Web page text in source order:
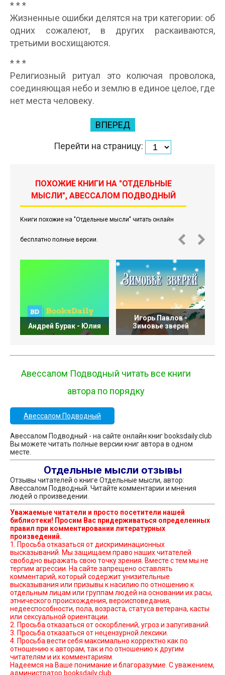
* * *
Жизненные ошибки делятся на три категории: об
одних сожалеют, в других раскаиваются,
третьими восхищаются.
* * *
Религиозный ритуал это колючая проволока,
соединяющая небо и землю в единое целое, где
нет места человеку.
ВПЕРЕД
Перейти на страницу:
ПОХОЖИЕ КНИГИ НА "ОТДЕЛЬНЫЕ
МЫСЛИ", АВЕССАЛОМ ПОДВОДНЫЙ
Книги похожие на "Отдельные мысли" читать онлайн
бесплатно полные версии.
Андрей Бурак - Юлия
Игорь Павлов -
Зимовье зверей
Авессалом Подводный читать все книги
автора по порядку
Авессалом Подводный
Авессалом Подводный - на сайте онлайн книг booksdaily.club
Вы можете читать полные версии книг автора в одном
месте.
Отдельные мысли отзывы
Отзывы читателей о книге Отдельные мысли, автор:
Авессалом Подводный. Читайте комментарии и мнения
людей о произведении.
Уважаемые читатели и просто посетители нашей
библиотеки! Просим Вас придерживаться определенных
правил при комментировании литературных
произведений.
1. Просьба отказаться от дискриминационных
высказываний. Мы защищаем право наших читателей
свободно выражать свою точку зрения. Вместе с тем мы не
терпим агрессии. На сайте запрещено оставлять
комментарий, который содержит унизительные
высказывания или призывы к насилию по отношению к
отдельным лицам или группам людей на основании их расы,
этнического происхождения, вероисповедания,
недееспособности, пола, возраста, статуса ветерана, касты
или сексуальной ориентации.
2. Просьба отказаться от оскорблений, угроз и запугиваний.
3. Просьба отказаться от нецензурной лексики.
4. Просьба вести себя максимально корректно как по
отношению к авторам, так и по отношению к другим
читателям и их комментариям.
Надеемся на Ваше понимание и благоразумие. С уважением,
администратор booksdaily.club